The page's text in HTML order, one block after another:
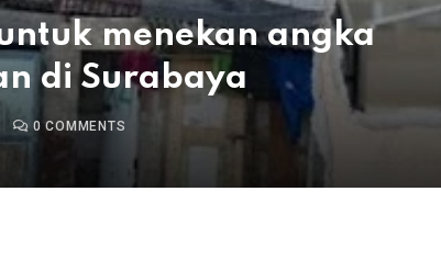
menekan angka
di Surabaya
0 COMMENTS